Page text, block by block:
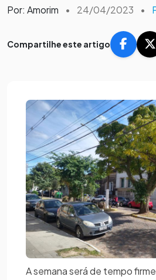
Por: Amorim • 24/04/2023 •
Compartilhe este artigo
A semana será de tempo